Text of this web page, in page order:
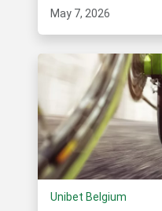
May 7, 2026
Unibet Belgium